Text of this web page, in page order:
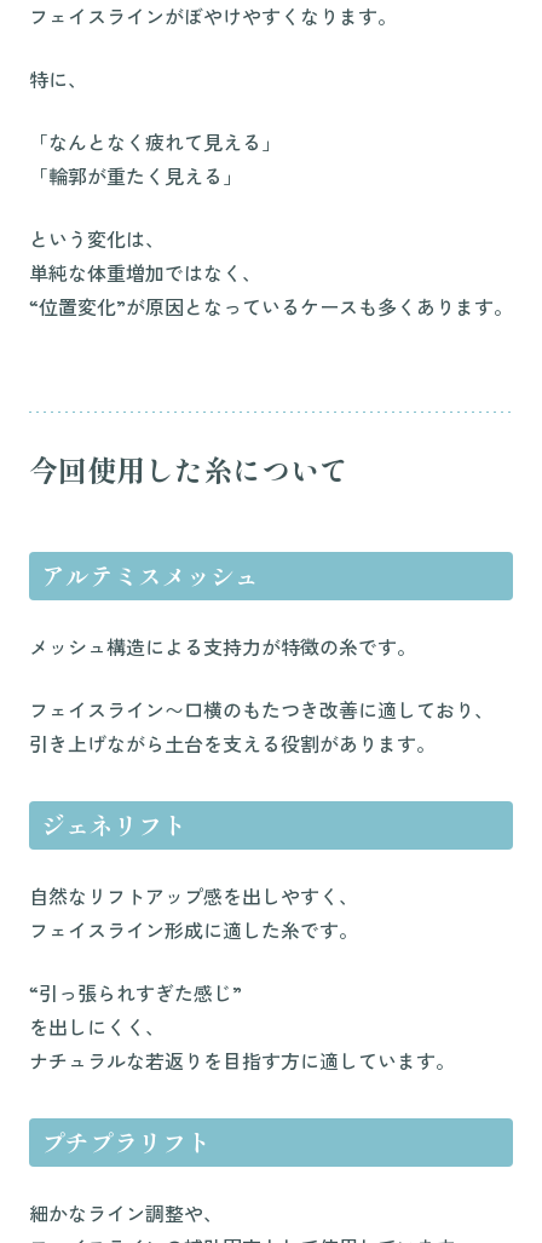
フェイスラインがぼやけやすくなります。
特に、
「なんとなく疲れて見える」
「輪郭が重たく見える」
という変化は、
単純な体重増加ではなく、
“位置変化”が原因となっているケースも多くあります。
今回使用した糸について
アルテミスメッシュ
メッシュ構造による支持力が特徴の糸です。
フェイスライン〜口横のもたつき改善に適しており、
引き上げながら土台を支える役割があります。
ジェネリフト
自然なリフトアップ感を出しやすく、
フェイスライン形成に適した糸です。
“引っ張られすぎた感じ”
を出しにくく、
ナチュラルな若返りを目指す方に適しています。
プチプラリフト
細かなライン調整や、